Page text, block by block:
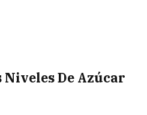
De Azúcar